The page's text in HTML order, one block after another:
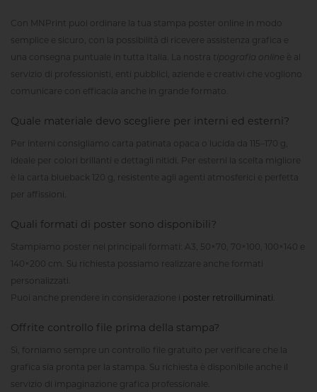
Con MNPrint puoi ordinare la tua stampa poster online
in modo
semplice e sicuro, con la possibilità di ricevere assistenza grafica e
una consegna puntuale in tutta Italia. La nostra tipografia online
è al
servizio di professionisti, enti pubblici, aziende e creativi che vogliono
comunicare con efficacia anche in grande formato.
Quale materiale devo scegliere per interni ed esterni?
Per interni consigliamo carta patinata opaca o lucida da 115–170 g,
ideale per colori brillanti e dettagli nitidi. Per esterni la scelta migliore
è la carta blueback 120 g, resistente agli agenti atmosferici e perfetta
per affissioni.
Quali formati di poster sono disponibili?
Stampiamo poster nei principali formati: A3, 50×70, 70×100, 100×140 e
140×200 cm. Su richiesta possiamo realizzare anche formati
personalizzati.
Puoi anche prendere in considerazione i poster retroilluminati
Offrite controllo file prima della stampa?
Sì, forniamo sempre un controllo file gratuito per verificare che la
grafica sia pronta per la stampa. Su richiesta è disponibile anche il
servizio di impaginazione grafica professionale.